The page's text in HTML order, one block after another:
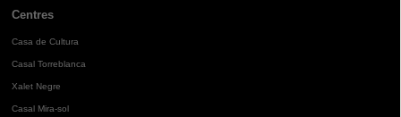
Centres
Casa de Cultura
Casal Torreblanca
Xalet Negre
Casal Mira-sol